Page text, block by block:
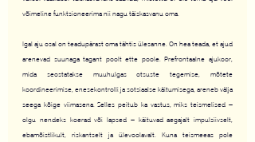
võimeline funktsioneerima nii nagu täiskasvanu oma.
Igal aju osal on teadupärast oma tähtis ülesanne. On hea teada, et ajud
arenevad suunaga tagant poolt ette poole. Prefrontaalne ajukoor,
mida seostatakse muuhulgas otsuste tegemise, mõtete
koordineerimise, enesekontrolli ja sotsiaalse käitumisega, areneb välja
seega kõige viimasena. Selles peitub ka vastus, miks teismelised –
olgu nendeks koerad või lapsed – käituvad aegajalt impulsiivselt,
ebamõistlikult, riskantselt ja ülevoolavalt. Kuna teismeeas pole